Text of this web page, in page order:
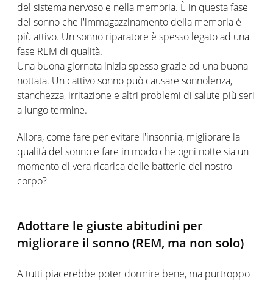
del sistema nervoso e nella memoria. È in questa fase
del sonno che l'immagazzinamento della memoria è
più attivo. Un sonno riparatore è spesso legato ad una
fase REM di qualità.
Una buona giornata inizia spesso grazie ad una buona
nottata. Un cattivo sonno può causare sonnolenza,
stanchezza, irritazione e altri problemi di salute più seri
a lungo termine.
Allora, come fare per evitare l'insonnia, migliorare la
qualità del sonno e fare in modo che ogni notte sia un
momento di vera ricarica delle batterie del nostro
corpo?
Adottare le giuste abitudini per
migliorare il sonno (REM, ma non solo)
A tutti piacerebbe poter dormire bene, ma purtroppo